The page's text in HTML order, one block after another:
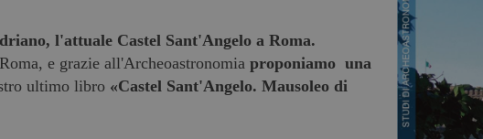
l'attuale Castel Sant'Angelo a Roma.
e grazie all'Archeoastronomia proponiamo una
ultimo libro «Castel Sant'Angelo. Mausoleo di